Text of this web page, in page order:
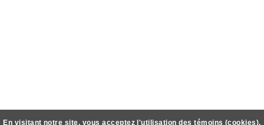
En visitant notre site, vous acceptez l'utilisation des témoins (cookies).